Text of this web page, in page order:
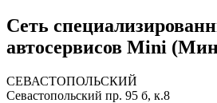
Сеть
автосервисов Mini
СЕВАСТОПОЛЬСКИЙ
Севастопольский пр. 95 б, к.8